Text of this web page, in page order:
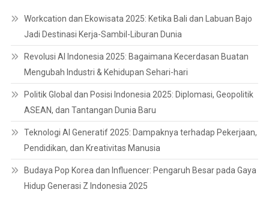
Workcation dan Ekowisata 2025: Ketika Bali dan Labuan Bajo
Jadi Destinasi Kerja-Sambil-Liburan Dunia
Revolusi AI Indonesia 2025: Bagaimana Kecerdasan Buatan
Mengubah Industri & Kehidupan Sehari-hari
Politik Global dan Posisi Indonesia 2025: Diplomasi, Geopolitik
ASEAN, dan Tantangan Dunia Baru
Teknologi AI Generatif 2025: Dampaknya terhadap Pekerjaan,
Pendidikan, dan Kreativitas Manusia
Budaya Pop Korea dan Influencer: Pengaruh Besar pada Gaya
Hidup Generasi Z Indonesia 2025